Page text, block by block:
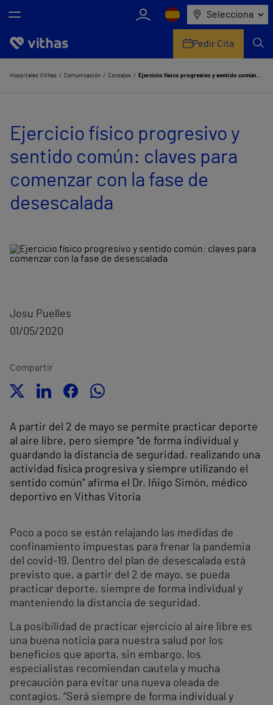
Selecciona
Nosotros
Servicios de salud
Equipo médico y asistencial
Pedir Cita
Hospitales Vithas Comunicación Consejos Ejercicio físico progresivo y sentido común: claves para comenzar con la fase de desescalada
Ejercicio físico progresivo y
sentido común: claves para
comenzar con la fase de
desescalada
Josu Puelles
01/05/2020
Compartir
A partir del 2 de mayo se permite practicar deporte
al aire libre, pero siempre “de forma individual y
guardando la distancia de seguridad, realizando una
actividad física progresiva y siempre utilizando el
sentido común” afirma el Dr. Iñigo Simón, médico
deportivo en Vithas Vitoria
Poco a poco se están relajando las medidas de
confinamiento impuestas para frenar la pandemia
del covid-19. Dentro del plan de desescalada está
previsto que, a partir del 2 de mayo, se pueda
practicar deporte, siempre de forma individual y
manteniendo la distancia de seguridad.
La posibilidad de practicar ejercicio al aire libre es
una buena noticia para nuestra salud por los
beneficios que aporta, sin embargo, los
especialistas recomiendan cautela y mucha
precaución para evitar una nueva oleada de
contagios. “Será siempre de forma individual y